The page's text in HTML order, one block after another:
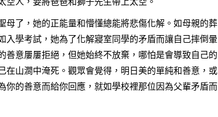
了，她的正能量和懵懂總能將悲傷化解。如母親的葬
學考試，她為了化解寢室同學的矛盾而讓自己摔倒暈
意屢屢拒絕，但她始終不放棄，哪怕是會導致自己的
山澗中淹死。觀眾會覺得，明日美的單純和善意，或
的善意而給你回應，就如學校裡那位因為父輩矛盾而